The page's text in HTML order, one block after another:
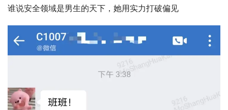
谁说安全领域是男生的天下，她用实力打破偏见